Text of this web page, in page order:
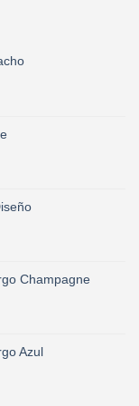
Champagne
Azul